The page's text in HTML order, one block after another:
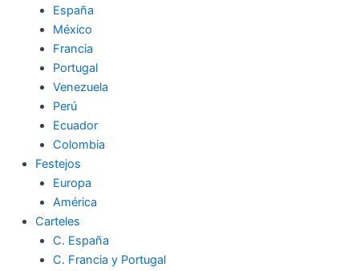
España
México
Francia
Portugal
Venezuela
Perú
Ecuador
Colombia
Festejos
Europa
América
Carteles
C. España
C. Francia y Portugal